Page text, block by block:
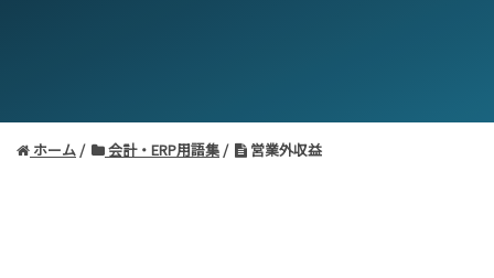
ホーム 会計・ERP用語集 営業外収益